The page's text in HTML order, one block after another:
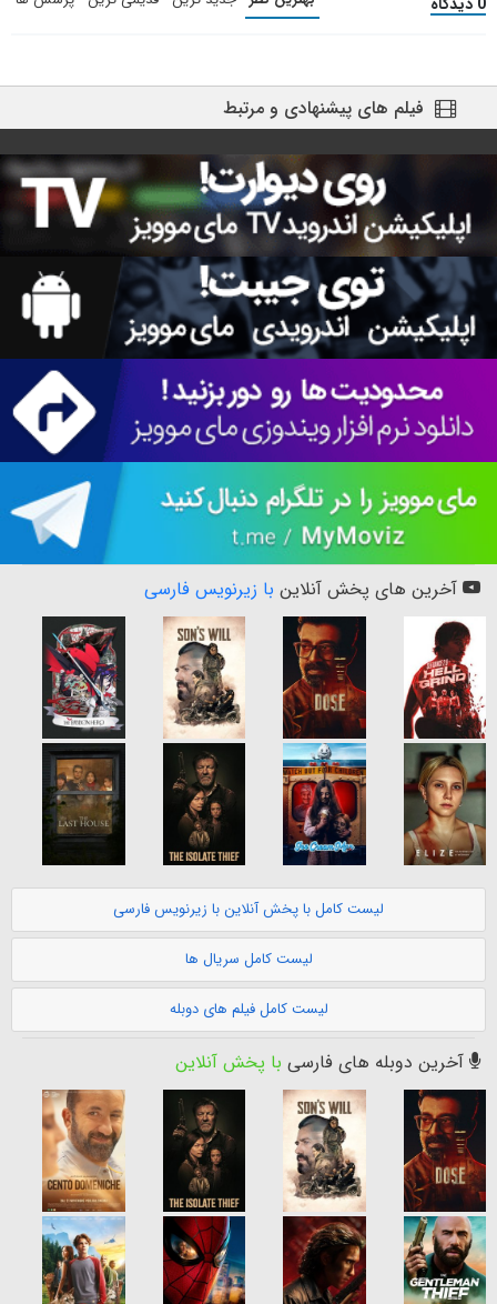
فیلم های پیشنهادی و مرتبط
آخرین های پخش آنلاین با زیرنویس فارسی
لیست کامل با پخش آنلاین با زیرنویس فارسی
لیست کامل سریال ها
لیست کامل فیلم های دوبله
آخرین دوبله های فارسی با پخش آنلاین